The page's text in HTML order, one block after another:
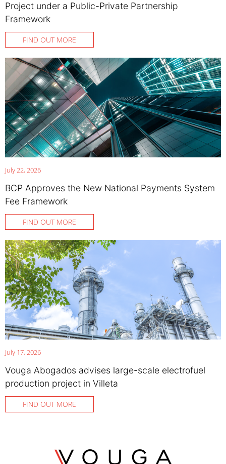
Project under a Public-Private Partnership
Framework
FIND OUT MORE
July 22, 2026
BCP Approves the New National Payments System
Fee Framework
FIND OUT MORE
July 17, 2026
Vouga Abogados advises large-scale electrofuel
production project in Villeta
FIND OUT MORE